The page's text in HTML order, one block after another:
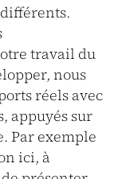
travail du
nous
réels avec
appuyés sur
Par exemple
ici, à